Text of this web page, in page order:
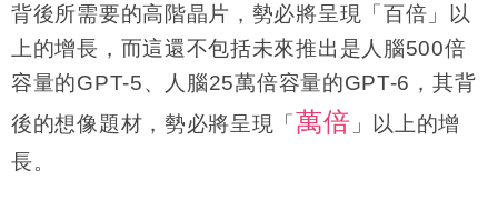
背後所需要的高階晶片，勢必將呈現「百倍」以
上的增長，而這還不包括未來推出是人腦500倍
容量的GPT-5、人腦25萬倍容量的GPT-6 ，其背
後的想像題材，勢必將呈現「 萬倍 」以上的增
長。